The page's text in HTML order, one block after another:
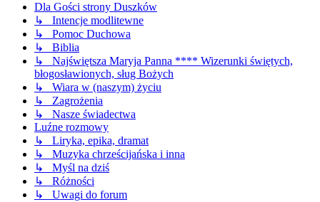
Dla Gości strony Duszków
↳ Intencje modlitewne
↳ Pomoc Duchowa
↳ Biblia
↳ Najświętsza Maryja Panna **** Wizerunki świętych,
błogosławionych, sług Bożych
↳ Wiara w (naszym) życiu
↳ Zagrożenia
↳ Nasze świadectwa
Luźne rozmowy
↳ Liryka, epika, dramat
↳ Muzyka chrześcijańska i inna
↳ Myśl na dziś
↳ Różności
↳ Uwagi do forum